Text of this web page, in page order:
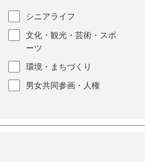
シニアライフ
文化・観光・芸術・スポ
ーツ
環境・まちづくり
男女共同参画・人権